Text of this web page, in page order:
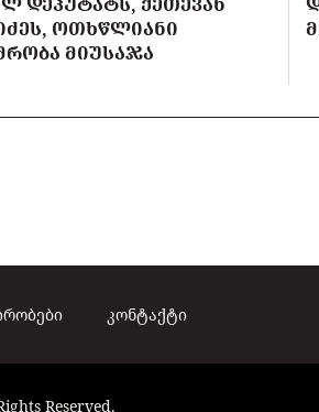
ᲝᲗᲮᲬᲚᲘᲐᲜᲘ
ᲛᲘᲣᲡᲐᲯᲐ
კონტაქტი
Reserved.